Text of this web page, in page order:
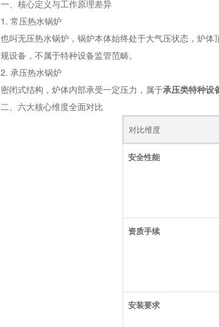
一、核心定义与工作原理差异
1. 常压热水锅炉
也叫无压热水锅炉，锅炉本体始终处于大气压状态，炉
规设备，不属于特种设备监管范畴。
2. 承压热水锅炉
密闭式结构，炉体内部承受一定压力，属于承压类特种设
二、六大核心维度全面对比
对比维度
安全性能
资质手续
安装要求